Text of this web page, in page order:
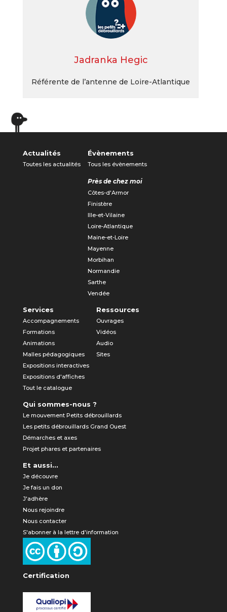
Jadranka Hegic
Référente de l’antenne de Loire-Atlantique
Actualités
Toutes les actualités
Évènements
Tous les évènements
Près de chez moi
Côtes-d'Armor
Finistère
Ille-et-Vilaine
Loire-Atlantique
Maine-et-Loire
Mayenne
Morbihan
Normandie
Sarthe
Vendée
Services
Accompagnements
Formations
Animations
Malles pédagogiques
Expositions interactives
Expositions d'affiches
Tout le catalogue
Ressources
Ouvrages
Vidéos
Audio
Sites
Qui sommes-nous ?
Le mouvement Petits débrouillards
Les petits débrouillards Grand Ouest
Démarches et axes
Projet phares et partenaires
Et aussi...
Je découvre
Je fais un don
J'adhère
Nous rejoindre
Nous contacter
S'abonner à la lettre d'information
Certification